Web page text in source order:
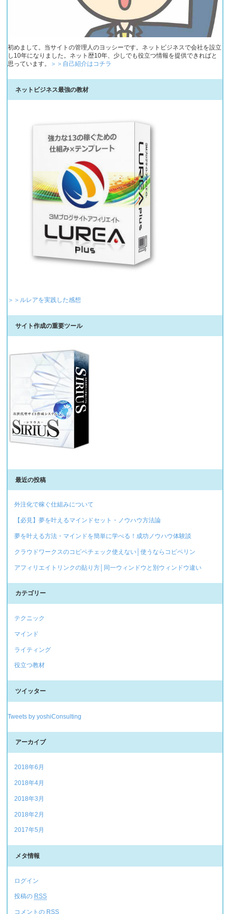
初めまして。当サイトの管理人のヨッシーです。ネットビジネスで会社を設立
し10年になりました。ネット歴10年、少しでも役立つ情報を提供できればと
思っています。
＞＞自己紹介はコチラ
ネットビジネス最強の教材
＞＞ルレアを実践した感想
サイト作成の重要ツール
最近の投稿
外注化で稼ぐ仕組みについて
【必見】夢を叶えるマインドセット・ノウハウ方法論
夢を叶える方法・マインドを簡単に学べる！成功ノウハウ体験談
クラウドワークスのコピペチェック使えない│使うならコピペリン
アフィリエイトリンクの貼り方│同一ウィンドウと別ウィンドウ違い
カテゴリー
テクニック
マインド
ライティング
役立つ教材
ツイッター
Tweets by yoshiConsulting
アーカイブ
2018年6月
2018年4月
2018年3月
2018年2月
2017年5月
メタ情報
ログイン
投稿の RSS
コメントの RSS